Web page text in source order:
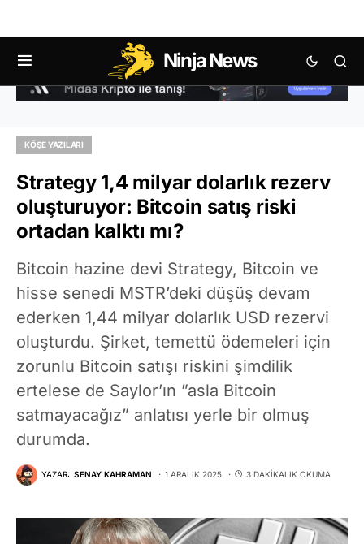
Ninja News
KÖŞE YAZILARI
Strategy 1,4 milyar dolarlık rezerv
oluşturuyor: Bitcoin satış riski
ortadan kalktı mı?
Bitcoin hazine devi Strategy, Bitcoin ve
hisse senedi MSTR’deki düşüş devam
ederken 1,44 milyar dolarlık USD rezervi
oluşturdu. Şirket, temettü ödemeleri için
zorunlu Bitcoin satışı riskini şimdilik
ertelese de Saylor’ın ”asla Bitcoin
satmayacağız” anlatısı yerle bir olmuş
durumda.
YAZAR: SENAY KAHRAMAN 1 ARALIK 2025 3 DAKIKALIK OKUMA